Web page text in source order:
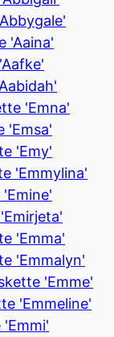
'Aaina'
'Emna'
'Emsa'
'Emy'
'Emmylina'
'Emma'
'Emmalyn'
'Emme'
'Emmeline'